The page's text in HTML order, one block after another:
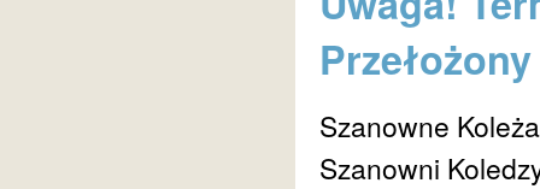
Przełożony
Szanowne
Szanowni